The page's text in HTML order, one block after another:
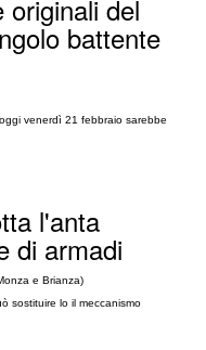
originali del
battente
venerdì 21 febbraio sarebbe
l'anta
di armadi
e Brianza)
sostituire lo il meccanismo